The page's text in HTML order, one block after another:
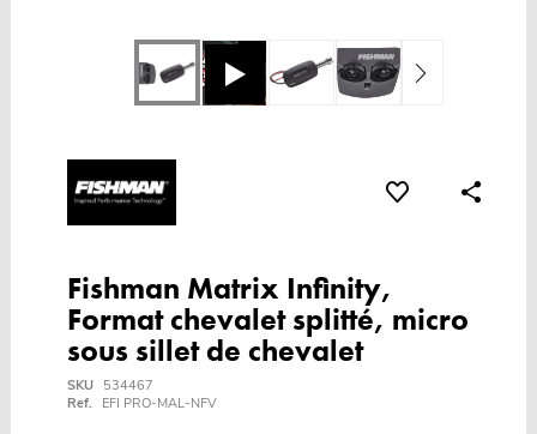
Fishman Matrix Infinity,
Format chevalet splitté, micro
sous sillet de chevalet
SKU
534467
Ref.
EFI PRO-MAL-NFV